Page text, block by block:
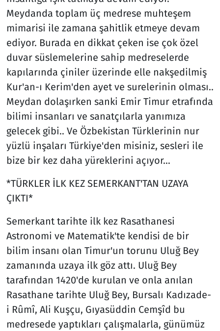
Meydanda toplam üç medrese muhteşem
mimarisi ile zamana şahitlik etmeye devam
ediyor. Burada en dikkat çeken ise çok özel
duvar süslemelerine sahip medreselerde
kapılarında çiniler üzerinde elle nakşedilmiş
Kur'an-ı Kerim'den ayet ve surelerinin olması..
Meydan dolaşırken sanki Emir Timur etrafında
bilimi insanları ve sanatçılarla yanımıza
gelecek gibi.. Ve Özbekistan Türklerinin nur
yüzlü inşaları Türkiye'den misiniz, sesleri ile
bize bir kez daha yüreklerini açıyor…
*TÜRKLER İLK KEZ SEMERKANT'TAN UZAYA
ÇIKTI*
Semerkant tarihte ilk kez Rasathanesi
Astronomi ve Matematik'te kendisi de bir
bilim insanı olan Timur'un torunu Uluğ Bey
zamanında uzaya ilk göz attı. Uluğ Bey
tarafından 1420'de kurulan ve onla anılan
Rasathane tarihte Uluğ Bey, Bursalı Kadızade-
i Rûmî, Ali Kuşçu, Gıyasüddin Cemşîd bu
medresede yaptıkları çalışmalarla, günümüz